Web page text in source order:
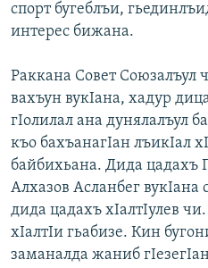
спорт бугеблъи,
интерес бижана.
Раккана Совет Союзалъул
вахъун вукIана, хадур
гIолилал ана дунялалъул
къо бахъанагIан лъикIал
байбихьана. Дида цадахъ
Алхазов Асланбег вукIана
дида цадахъ хIалтIулев
хIалтIи гьабизе. Кин
заманалда жаниб